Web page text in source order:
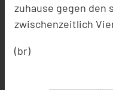
zuhause gegen den
zwischenzeitlich
(br)